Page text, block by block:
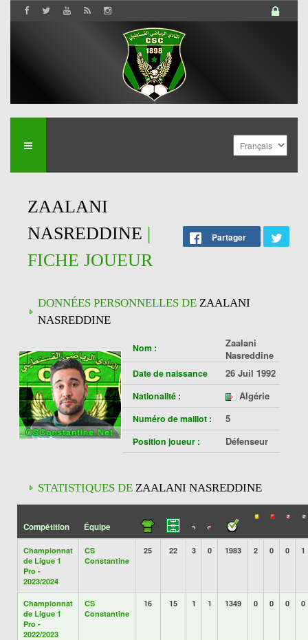
ZAALANI
NASREDDINE |
FICHE JOUEUR
Partager
DONNÉES PERSONNELLES DE ZAALANI
NASREDDINE
Nom :
Zaalani
Nasreddine
Date de naissance 26 Juil 1992
Nationalité : Algérie
Numéro de maillot : 5
Position joueur : Défenseur
STATISTIQUES DE ZAALANI NASREDDINE
Compétition Équipe
Championnat
de Ligue 1
Pro -
2023/2024
CS
Constantine
25 22 3 0 1983 2 0 0 1
Championnat
de Ligue 1
Pro -
2022/2023
CS
Constantine
16 15 1 1 1349 0 0 0 0